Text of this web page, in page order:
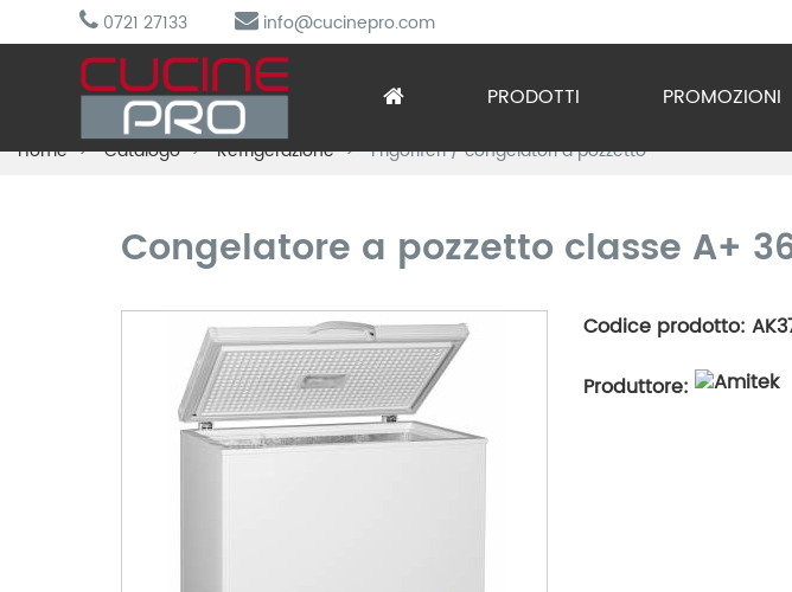
0721 27133 info@cucinepro.com
PRODOTTI
Arredo Inox
Preparazione
PROMOZIONI
Home Catalogo Refrigerazione Frigoriferi / congelatori a pozzetto
Congelatore a pozzetto classe A+
Codice prodotto:
Produttore: